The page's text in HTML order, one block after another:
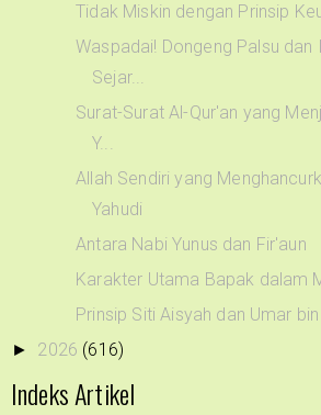
Tidak Miskin dengan Prinsip
Waspadai! Dongeng Palsu dan
Sejar...
Surat-Surat Al-Qur'an yang
Y...
Allah Sendiri yang
Yahudi
Antara Nabi Yunus dan Fir'aun
Karakter Utama Bapak dalam
Prinsip Siti Aisyah dan Umar
► 2026 (616)
Indeks Artikel